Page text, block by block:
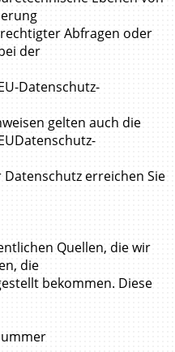
Abfragen oder
der
Datenschutz-
gelten auch die
erreichen Sie
Quellen, die wir
die
bekommen. Diese